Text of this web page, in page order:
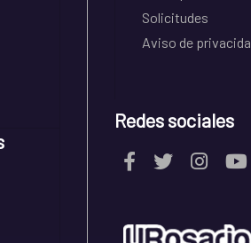
Solicitudes
Aviso de
Redes sociales